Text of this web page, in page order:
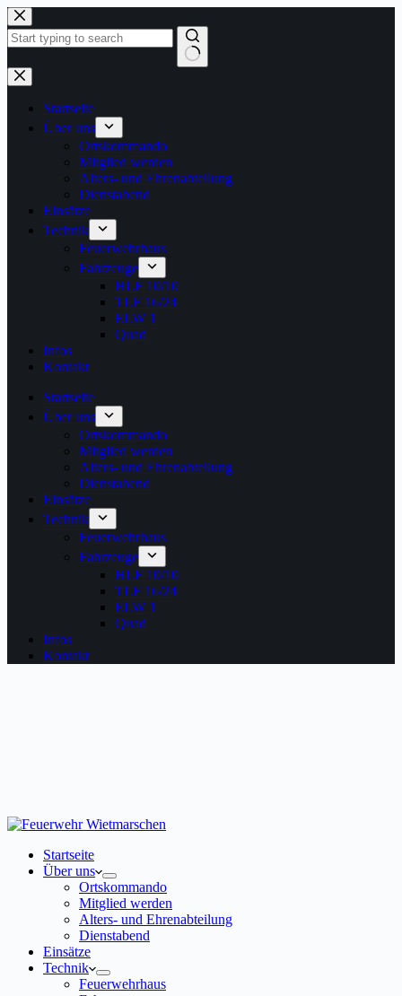
Zum
Inhalt
springen
Keine
Ergebnisse
Startseite
Über uns
Ortskommando
Mitglied werden
Alters- und Ehrenabteilung
Dienstabend
Einsätze
Technik
Feuerwehrhaus
Fahrzeuge
HLF 10/10
TLF 16/24
ELW 1
Quad
Infos
Kontakt
Startseite
Über uns
Ortskommando
Mitglied werden
Alters- und Ehrenabteilung
Dienstabend
Einsätze
Technik
Feuerwehrhaus
Fahrzeuge
HLF 10/10
TLF 16/24
ELW 1
Quad
Infos
Kontakt
Startseite
Über uns
Ortskommando
Mitglied werden
Alters- und Ehrenabteilung
Dienstabend
Einsätze
Technik
Feuerwehrhaus